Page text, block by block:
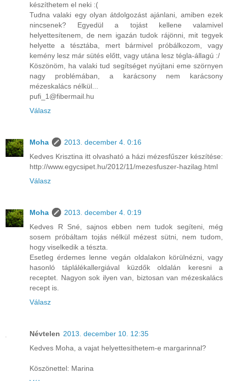
készíthetem el neki :(
Tudna valaki egy olyan átdolgozást ajánlani, amiben ezek
nincsenek? Egyedül a tojást kellene valamivel
helyettesítenem, de nem igazán tudok rájönni, mit tegyek
helyette a tésztába, mert bármivel próbálkozom, vagy
kemény lesz már sütés előtt, vagy utána lesz tégla-állagú :/
Köszönöm, ha valaki tud segítséget nyújtani eme szörnyen
nagy problémában, a karácsony nem karácsony
mézeskalács nélkül...
pufi_1@fibermail.hu
Válasz
Moha
2013. december 4. 0:16
Kedves Krisztina itt olvasható a házi mézesfűszer készítése:
http://www.egycsipet.hu/2012/11/mezesfuszer-hazilag.html
Válasz
Moha
2013. december 4. 0:19
Kedves R Sné, sajnos ebben nem tudok segíteni, még
sosem próbáltam tojás nélkül mézest sütni, nem tudom,
hogy viselkedik a tészta.
Esetleg érdemes lenne vegán oldalakon körülnézni, vagy
hasonló táplálékallergiával küzdők oldalán keresni a
receptet. Nagyon sok ilyen van, biztosan van mézeskalács
recept is.
Válasz
Névtelen 2013. december 10. 12:35
Kedves Moha, a vajat helyettesíthetem-e margarinnal?
Köszönettel: Marina